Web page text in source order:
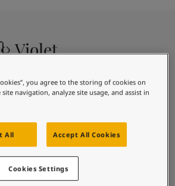
ား
ရာအသွင်အပြင်များ
ရာအသွင်အပြင်များ
င်မှု
ဆင်ပါ
န်
Violet
colour
သော အရောင်ပေါင်းစပ်
you agree to the storing of cookies on
navigation, analyze site usage, and assist in
All Accept All Cookies
Cookies Settings